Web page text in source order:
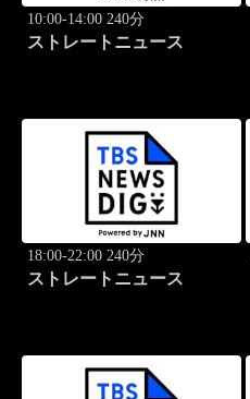
10:00-14:00 240分
ストレートニュース
18:00-22:00 240分
ストレートニュース